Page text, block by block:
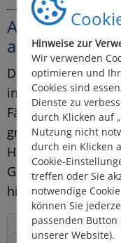
Hinweise zur
Wir verwenden
optimieren und
Cookies sind
Dienste zu
durch Klicken auf
Nutzung nicht
durch ein Klicken
Cookie-
treffen oder Sie
notwendige
können Sie
passenden
unserer Website).
Alle
auf einen
Die nachfolgende
in der Region Lot
Fähnchen
grün
Hausboot
Gewässer. Auf rot
hingegen ist ein